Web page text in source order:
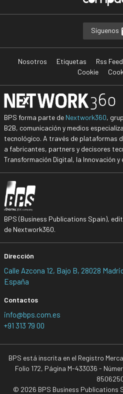
Síguenos
Nosotros Etiquetas Rss Feed
Cookie
BPS forma parte de Nextwork360,
B2B, comunicación y medios
tecnológico. A través de plataformas
a fabricantes, partners y decisores
Transformación Digital, la Innovación
BPS (Business Publications Spain),
de Nextwork360.
Dirección
Calle Azcona 12, Bajo B, 28028
España
Contactos
info@bps.com.es
+91 313 79 00
BPS está inscrita en el Registro
Folio 172, Página M-433036 -
© 2026 BPS Business Publications